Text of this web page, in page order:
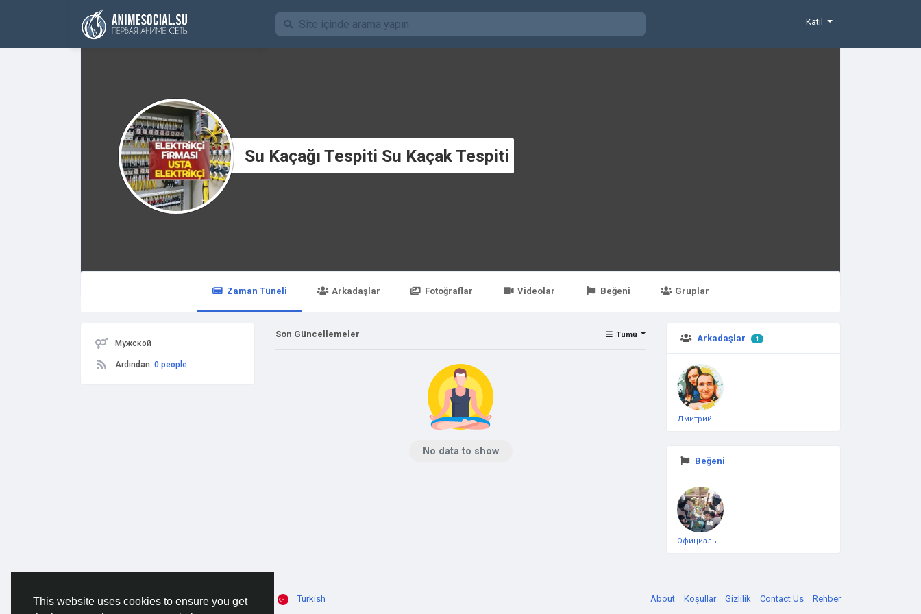
This website uses cookies to ensure you get
Funding
Katıl
Su Kaçağı Tespiti Su Kaçak Tespiti
Zaman Tüneli Arkadaşlar Fotoğraflar Videolar Beğeni Gruplar
Мужской
Ardından: 0 people
Arkadaşlar 1
Дмитрий Чеботарёв
Beğeni
Официальная тестовая страница
Son Güncellemeler Tümü
No data to show
© 2026 AnimeSocial.SU - Первая аниме сеть! Turkish About Koşullar Gizlilik Contact Us Rehber